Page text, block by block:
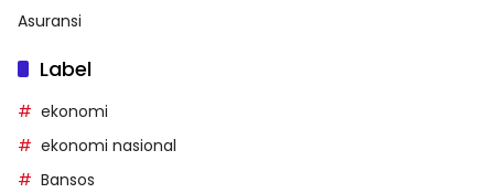
Asuransi
Label
ekonomi
ekonomi nasional
Bansos